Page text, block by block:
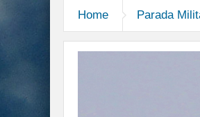
Home Parada